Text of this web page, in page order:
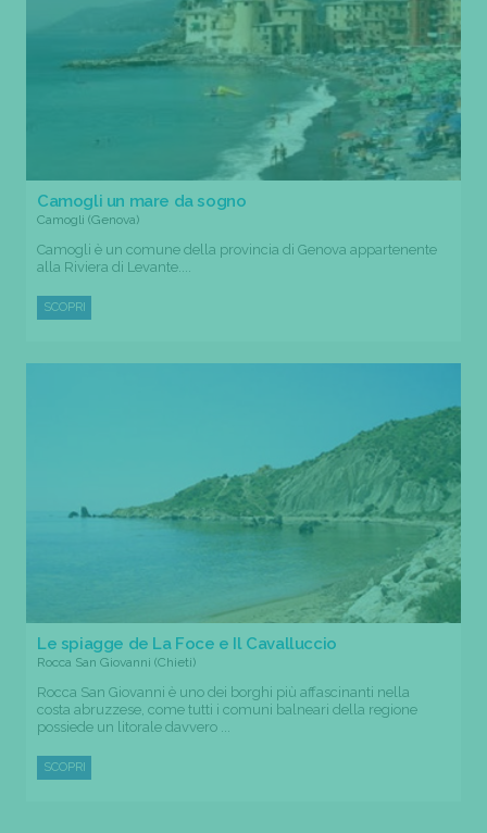
Camogli un mare da sogno
Camogli (Genova)
Camogli è un comune della provincia di Genova appartenente
alla Riviera di Levante....
SCOPRI
Le spiagge de La Foce e Il Cavalluccio
Rocca San Giovanni (Chieti)
Rocca San Giovanni è uno dei borghi più affascinanti nella
costa abruzzese, come tutti i comuni balneari della regione
possiede un litorale davvero ...
SCOPRI